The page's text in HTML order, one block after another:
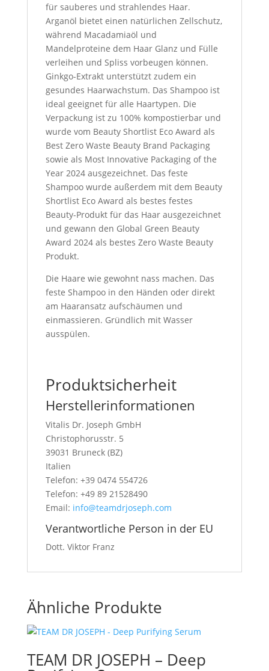
für sauberes und strahlendes Haar.
Arganöl bietet einen natürlichen Zellschutz,
während Macadamiaöl und
Mandelproteine dem Haar Glanz und Fülle
verleihen und Spliss vorbeugen können.
Ginkgo-Extrakt unterstützt zudem ein
gesundes Haarwachstum. Das Shampoo ist
ideal geeignet für alle Haartypen. Die
Verpackung ist zu 100% kompostierbar und
wurde vom Beauty Shortlist Eco Award als
Best Zero Waste Beauty Brand Packaging
sowie als Most Innovative Packaging of the
Year 2024 ausgezeichnet. Das feste
Shampoo wurde außerdem mit dem Beauty
Shortlist Eco Award als bestes festes
Beauty-Produkt für das Haar ausgezeichnet
und gewann den Global Green Beauty
Award 2024 als bestes Zero Waste Beauty
Produkt.
Die Haare wie gewohnt nass machen. Das
feste Shampoo in den Händen oder direkt
am Haaransatz aufschäumen und
einmassieren. Gründlich mit Wasser
ausspülen.
Produktsicherheit
Herstellerinformationen
Vitalis Dr. Joseph GmbH
Christophorusstr. 5
39031 Bruneck (BZ)
Italien
Telefon: +39 0474 554726
Telefon: +49 89 21528490
Email: info@teamdrjoseph.com
Verantwortliche Person in der EU
Dott. Viktor Franz
Ähnliche Produkte
TEAM DR JOSEPH – Deep